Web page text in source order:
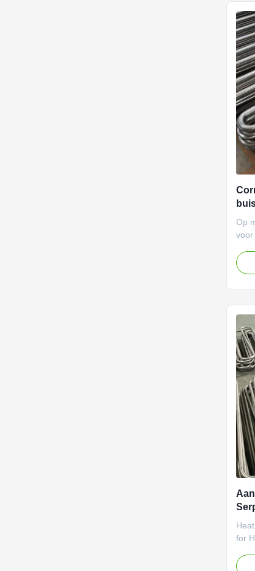
Op
voor
is
for